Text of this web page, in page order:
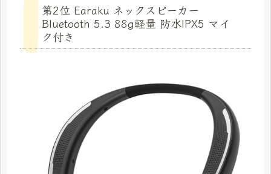
第2位 Earaku ネックスピーカー
Bluetooth 5.3 88g軽量 防水IPX5 マイ
ク付き